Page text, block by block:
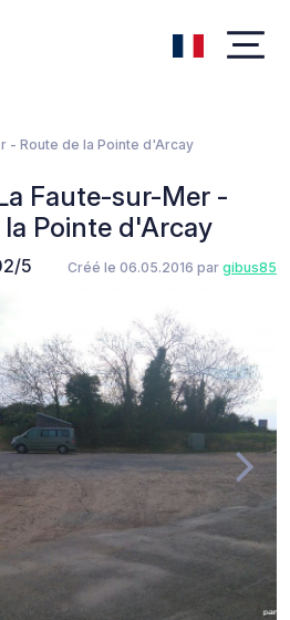
- Route de la Pointe d'Arcay
Faute-sur-Mer -
Pointe d'Arcay
5 Créé le 06.05.2016 par gibus85